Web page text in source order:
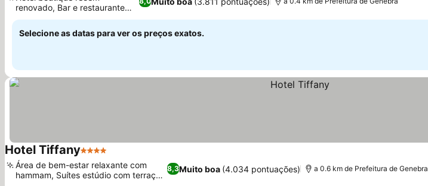
renovado, Bar e restaurante
elegantes
Selecione as datas para ver os preços exatos.
Hotel Tiffany4 Estrelas
8,3Muito boa (4.034 pontuações)
Área de bem-estar relaxante com
hammam, Suítes estúdio com terraços
a 0.6 km de Prefeitura de Genebra